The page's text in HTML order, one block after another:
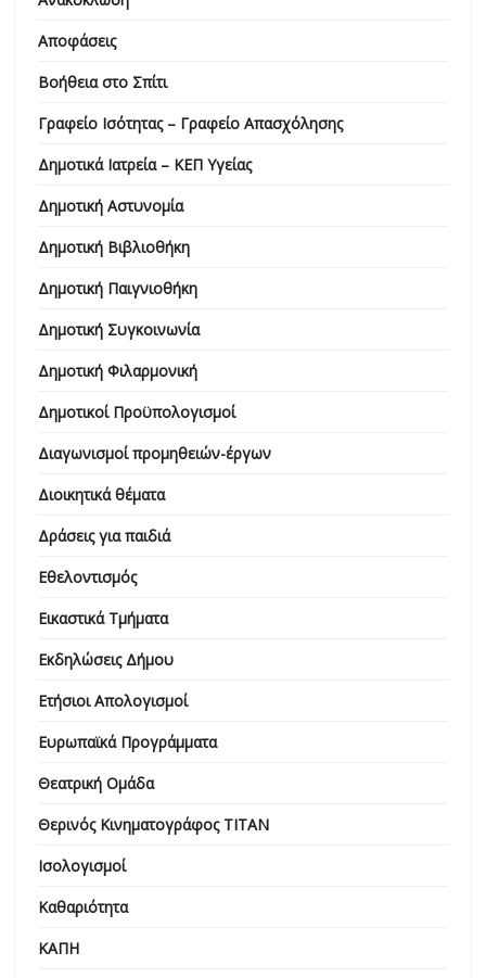
Αποφάσεις
Βοήθεια στο Σπίτι
Γραφείο Ισότητας – Γραφείο Απασχόλησης
Δημοτικά Ιατρεία – ΚΕΠ Υγείας
Δημοτική Αστυνομία
Δημοτική Βιβλιοθήκη
Δημοτική Παιγνιοθήκη
Δημοτική Συγκοινωνία
Δημοτική Φιλαρμονική
Δημοτικοί Προϋπολογισμοί
Διαγωνισμοί προμηθειών-έργων
Διοικητικά θέματα
Δράσεις για παιδιά
Εθελοντισμός
Εικαστικά Τμήματα
Εκδηλώσεις Δήμου
Ετήσιοι Απολογισμοί
Ευρωπαϊκά Προγράμματα
Θεατρική Ομάδα
Θερινός Κινηματογράφος ΤΙΤΑΝ
Ισολογισμοί
Καθαριότητα
ΚΑΠΗ